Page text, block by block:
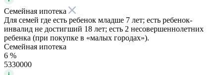
Семейная ипотека
Для семей где есть ребенок младше 7 лет; есть ребенок-
инвалид не достигший 18 лет; есть 2 несовершеннолетних
ребенка (при покупке в «малых городах»).
Семейная ипотека
6 %
5330000